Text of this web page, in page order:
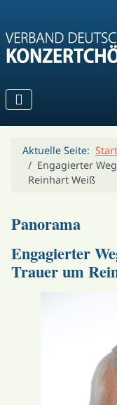
Aktuelle Seite:
Engagierter
Reinhart Weiß
Panorama
Engagierter
Trauer um